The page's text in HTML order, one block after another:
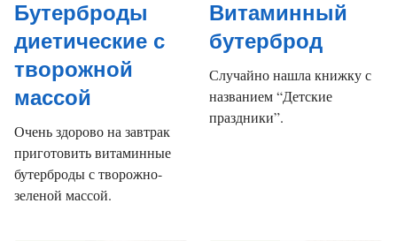
Бутерброды
диетические с
творожной
массой
Очень здорово на завтрак
приготовить витаминные
бутерброды с творожно-
зеленой массой.
Витаминный
бутерброд
Случайно нашла книжку с
названием “Детские
праздники”.